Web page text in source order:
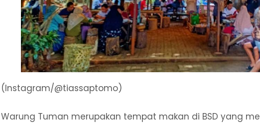
(Instagram/@tiassaptomo)
Warung Tuman merupakan tempat makan di BSD yang